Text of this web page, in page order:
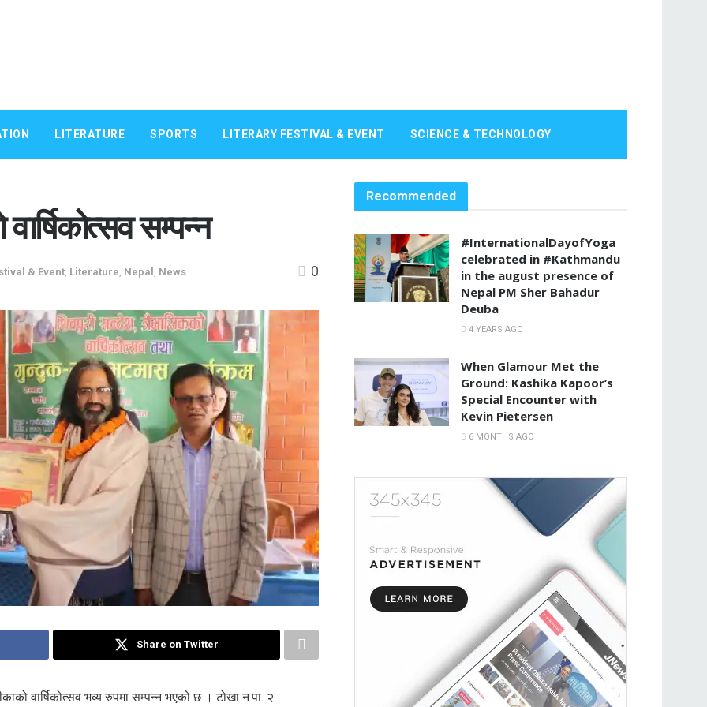
LITERATURE SPORTS LITERARY FESTIVAL & EVENT SCIENCE & TECHNOLOGY
सम्पन्न
& Event Literature Nepal News 0
Share on Twitter
वार्षिकोत्सव भव्य रुपमा सम्पन्न भएको छ । टोखा न.पा. २
Recommended
#InternationalDayofYoga
celebrated in #Kathmandu
in the august presence of
Nepal PM Sher Bahadur
Deuba
4 YEARS AGO
When Glamour Met the
Ground: Kashika Kapoor’s
Special Encounter with
Kevin Pietersen
6 MONTHS AGO